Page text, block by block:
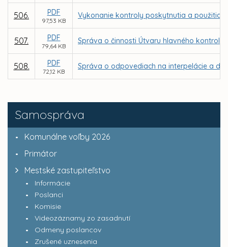
Samospráva
Komunálne voľby 2026
Primátor
Mestské zastupiteľstvo
Informácie
Poslanci
Komisie
Videozáznamy zo zasadnutí
Odmeny poslancov
Zrušené uznesenia
506. PDF
97,53 KB
Vykonanie kontroly poskytnutia a použitia
507. PDF
79,64 KB
Správa o činnosti Útvaru hlavného
508. PDF
72,12 KB
Správa o odpovediach na interpelácie a